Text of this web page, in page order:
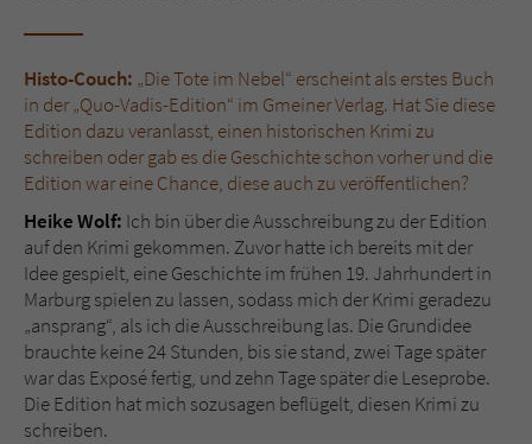
Histo-Couch: „Die Tote im Nebel“ erscheint als erstes Buch
in der „Quo-Vadis-Edition“ im Gmeiner Verlag. Hat Sie diese
Edition dazu veranlasst, einen historischen Krimi zu
schreiben oder gab es die Geschichte schon vorher und die
Edition war eine Chance, diese auch zu veröffentlichen?
Heike Wolf: Ich bin über die Ausschreibung zu der Edition
auf den Krimi gekommen. Zuvor hatte ich bereits mit der
Idee gespielt, eine Geschichte im frühen 19. Jahrhundert in
Marburg spielen zu lassen, sodass mich der Krimi geradezu
„ansprang“, als ich die Ausschreibung las. Die Grundidee
brauchte keine 24 Stunden, bis sie stand, zwei Tage später
war das Exposé fertig, und zehn Tage später die Leseprobe.
Die Edition hat mich sozusagen beflügelt, diesen Krimi zu
schreiben.